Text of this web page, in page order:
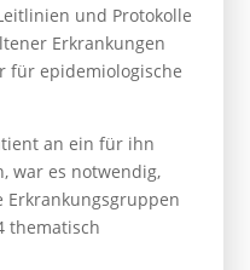
und Protokolle
Erkrankungen
für epidemiologische
an ein für ihn
war es notwendig,
thematisch